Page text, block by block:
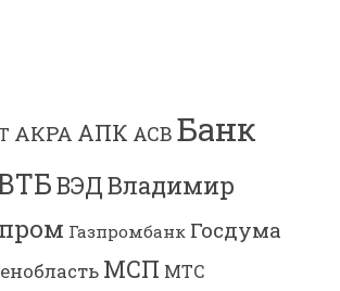
АКРА АПК АСВ Банк
ВЭДВладимир
Газпромбанк Госдума
МСП МТС